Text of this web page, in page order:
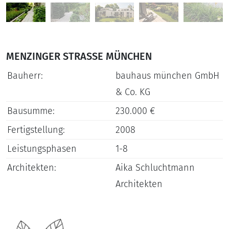
MENZINGER STRASSE MÜNCHEN
Bauherr:
bauhaus münchen GmbH
& Co. KG
Bausumme:
230.000 €
Fertigstellung:
2008
Leistungsphasen
1-8
Architekten:
Aika Schluchtmann
Architekten